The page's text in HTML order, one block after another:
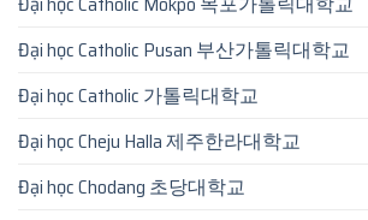
Đại học Catholic Pusan 부산가톨릭대학교
Đại học Catholic 가톨릭대학교
Đại học Cheju Halla 제주한라대학교
Đại học Chodang 초당대학교